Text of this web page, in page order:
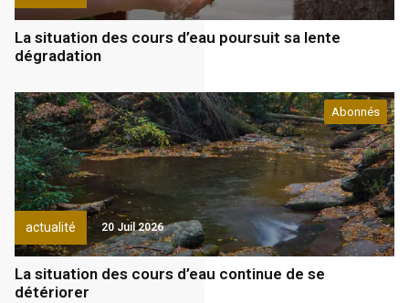
La situation des cours d’eau poursuit sa lente
dégradation
actualité
Abonnés
20 Juil 2026
La situation des cours d’eau continue de se
détériorer